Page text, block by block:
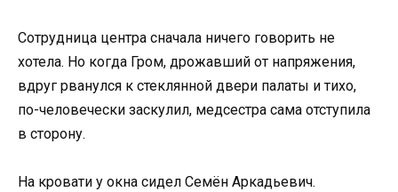
Сотрудница центра сначала ничего говорить не
хотела. Но когда Гром, дрожавший от напряжения,
вдруг рванулся к стеклянной двери палаты и тихо,
по-человечески заскулил, медсестра сама отступила
в сторону.
На кровати у окна сидел Семён Аркадьевич.